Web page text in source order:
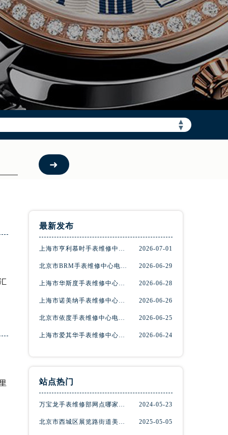
▲
▼
需加拨“+86”）
最新发布
上海市亨利慕时手表维修中心电话（提供专业维修服务，确保您的手表焕然一新） 2026-07-01
北京市BRM手表维修中心电话（维修专家24小时在线，服务周到） 2026-06-29
上海市华斯度手表维修中心地址在哪里（寻找可靠维修服务不再难） 2026-06-28
上海市诺美纳手表维修中心地址在哪里（如何轻松找到它） 2026-06-26
北京市依度手表维修中心电话（提供专业维修服务，解决您的手表难题） 2026-06-25
上海市爱其华手表维修中心地址查询（如何轻松找到维修点） 2026-06-24
站点热门
万宝龙手表维修部网点哪家好(万宝龙手表售后维修服务专业、快捷、可靠的推荐) 2024-05-23
北京市西城区展览路街道美度手表维修点地址电话查询 2025-05-05